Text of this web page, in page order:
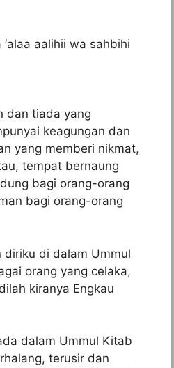
aalihii wa sahbihi
dan tiada yang
keagungan dan
yang memberi nikmat,
tempat bernaung
bagi orang-orang
bagi orang-orang
diriku di dalam Ummul
orang yang celaka,
kiranya Engkau
dalam Ummul Kitab
terusir dan